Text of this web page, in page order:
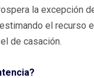
la excepción
el recurso
de casación.